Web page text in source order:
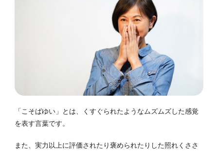
「こそばゆい」とは、くすぐられたようなムズムズした感覚
を表す言葉です。
また、実力以上に評価されたり褒められたりした照れくささ